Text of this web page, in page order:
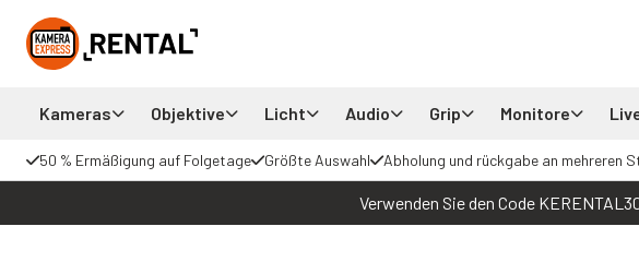
Kameras Objektive Licht Audio Grip Monitore
50 % Ermäßigung auf Folgetage Größte Auswahl Abholung und rückgabe an mehreren
Verwenden Sie den Code